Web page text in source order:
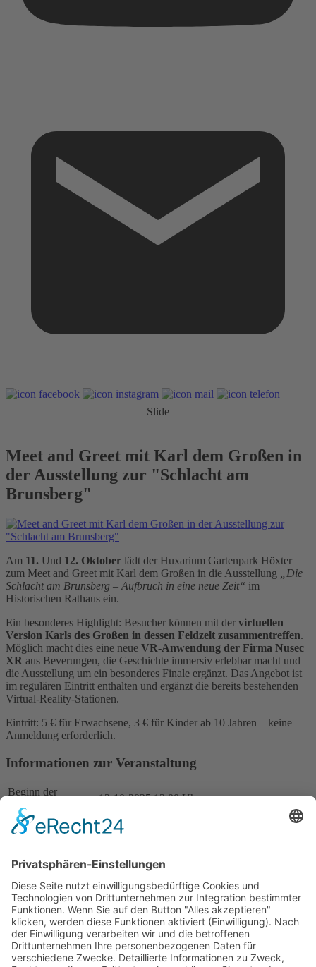
Slide
Meet and Greet mit Karl dem Großen in
der Ausstellung zur "Schlacht am
Brunsberg"
Am 11. Und 12. Oktober lädt der Huxarium Gartenpark Höxter
zum Meet and Greet mit Karl dem Großen in die Ausstellung
„Die
Schlacht am Brunsberg – Aufbruch in eine neue Zeit“ im
Historischen Rathaus ein.
Ein besonderes Highlight: Besucher können mit der virtuellen
Version Karls des Großen in dessen Feldzelt zusammentreffen.
Möglich macht dies eine neue VR-Anwendung der Firma Nusec
XR aus Beverungen, die Geschichte immersiv erlebbar macht und
die Ausstellung um ein besonderes Finale ergänzt. Das Angebot ist
im regulären Eintritt enthalten und ergänzt die bereits bestehenden
Virtual-Reality-Stationen.
Eintritt: 5 € für Erwachsene, 3 € für Kinder ab 10 Jahren – keine
Anmeldung erforderlich.
Informationen zur Veranstaltung
Beginn der
12-10-2025 13:00 Uhr
Veranstaltungsort
Historisches Rathaus
Huxarium Gartenpark Höxter gGmbH
Westerbachstraße 45
37671 Höxter
Telefon: 05271 - 963 4000
E-Mail:huxarium-gartenpark@hoexter.de
Startseite